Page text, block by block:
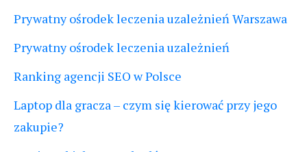
Prywatny ośrodek leczenia uzależnień Warszawa
Prywatny ośrodek leczenia uzależnień
Ranking agencji SEO w Polsce
Laptop dla gracza – czym się kierować przy jego
zakupie?